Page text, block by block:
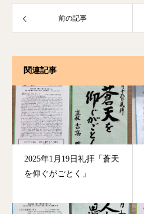
前の記事
関連記事
2025年1月19日礼拝「蒼天
を仰ぐがごとく」